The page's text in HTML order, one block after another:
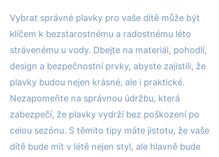
Vybrat správné plavky pro vaše dítě může být
klíčem k bezstarostnému a radostnému léto
strávenému u vody. Dbejte na materiál, pohodlí,
design a bezpečnostní prvky, abyste zajistili, že
plavky budou nejen krásné, ale i praktické.
Nezapomeňte na správnou údržbu, která
zabezpečí, že plavky vydrží bez poškození po
celou sezónu. S těmito tipy máte jistotu, že vaše
dítě bude mít v létě nejen styl, ale hlavně bude